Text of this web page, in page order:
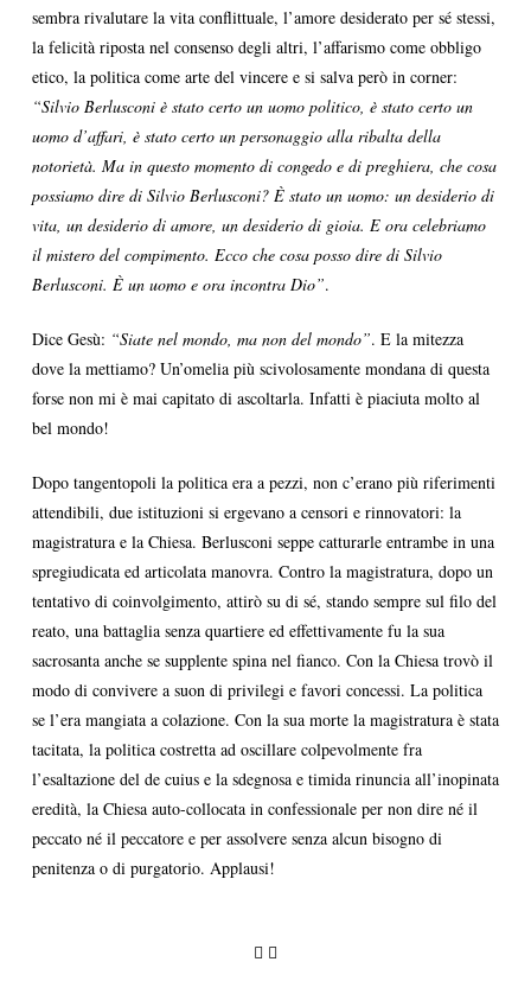
sembra rivalutare la vita conflittuale, l’amore desiderato per sé stessi,
la felicità riposta nel consenso degli altri, l’affarismo come obbligo
etico, la politica come arte del vincere e si salva però in corner:
“Silvio Berlusconi è stato certo un uomo politico, è stato certo un
uomo d’affari, è stato certo un personaggio alla ribalta della
notorietà. Ma in questo momento di congedo e di preghiera, che cosa
possiamo dire di Silvio Berlusconi? È stato un uomo: un desiderio di
vita, un desiderio di amore, un desiderio di gioia. E ora celebriamo
il mistero del compimento. Ecco che cosa posso dire di Silvio
Berlusconi. È un uomo e ora incontra Dio”.
Dice Gesù: “Siate nel mondo, ma non del mondo”. E la mitezza
dove la mettiamo? Un’omelia più scivolosamente mondana di questa
forse non mi è mai capitato di ascoltarla. Infatti è piaciuta molto al
bel mondo!
Dopo tangentopoli la politica era a pezzi, non c’erano più riferimenti
attendibili, due istituzioni si ergevano a censori e rinnovatori: la
magistratura e la Chiesa. Berlusconi seppe catturarle entrambe in una
spregiudicata ed articolata manovra. Contro la magistratura, dopo un
tentativo di coinvolgimento, attirò su di sé, stando sempre sul filo del
reato, una battaglia senza quartiere ed effettivamente fu la sua
sacrosanta anche se supplente spina nel fianco. Con la Chiesa trovò il
modo di convivere a suon di privilegi e favori concessi. La politica
se l’era mangiata a colazione. Con la sua morte la magistratura è stata
tacitata, la politica costretta ad oscillare colpevolmente fra
l’esaltazione del de cuius e la sdegnosa e timida rinuncia all’inopinata
eredità, la Chiesa auto-collocata in confessionale per non dire né il
peccato né il peccatore e per assolvere senza alcun bisogno di
penitenza o di purgatorio. Applausi!